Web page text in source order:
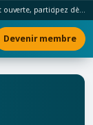
participez dès maintenant !
Devenir membre